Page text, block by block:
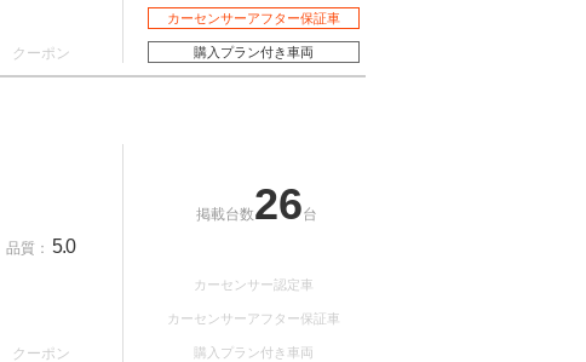
クーポン
カーセンサーアフター保証車
購入プラン付き車両
品質： 5.0
クーポン
掲載台数26台
カーセンサー認定車
カーセンサーアフター保証車
購入プラン付き車両